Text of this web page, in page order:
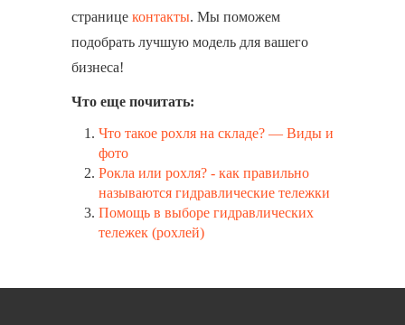
странице контакты. Мы поможем
подобрать лучшую модель для вашего
бизнеса!
Что еще почитать:
Что такое рохля на складе? — Виды и
фото
Рокла или рохля? - как правильно
называются гидравлические тележки
Помощь в выборе гидравлических
тележек (рохлей)